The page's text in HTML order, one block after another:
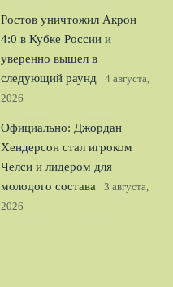
Ростов уничтожил Акрон
4:0 в Кубке России и
уверенно вышел в
следующий раунд
4 августа,
2026
Официально: Джордан
Хендерсон стал игроком
Челси и лидером для
молодого состава
3 августа,
2026